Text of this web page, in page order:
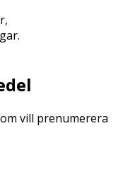
vill prenumerera